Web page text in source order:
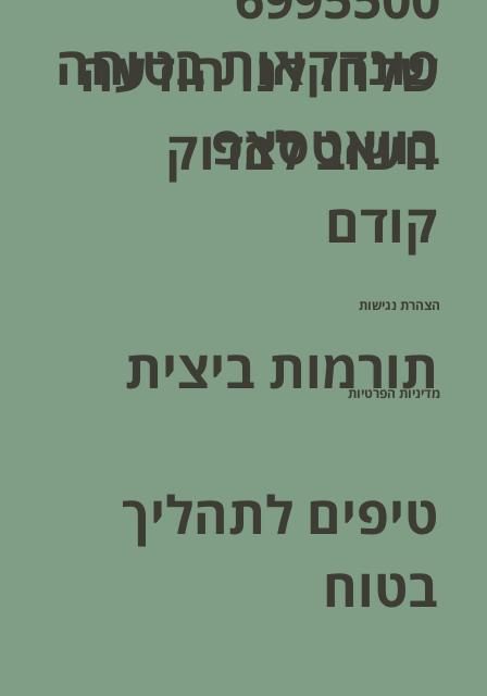
שלחו לנו הודעה
בוואטסאפ
הצהרת נגישות
מדיניות הפרטיות
פונדקאות בטוחה
חשוב לבדוק
קודם
תורמות ביצית
טיפים לתהליך
בטוח